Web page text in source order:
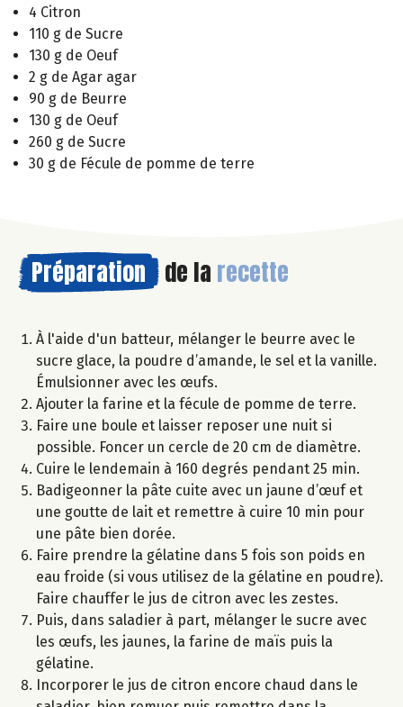
4 Citron
110 g de Sucre
130 g de Oeuf
2 g de Agar agar
90 g de Beurre
130 g de Oeuf
260 g de Sucre
30 g de Fécule de pomme de terre
Préparation de la recette
À l'aide d'un batteur, mélanger le beurre avec le
sucre glace, la poudre d’amande, le sel et la vanille.
Émulsionner avec les œufs.
Ajouter la farine et la fécule de pomme de terre.
Faire une boule et laisser reposer une nuit si
possible. Foncer un cercle de 20 cm de diamètre.
Cuire le lendemain à 160 degrés pendant 25 min.
Badigeonner la pâte cuite avec un jaune d’œuf et
une goutte de lait et remettre à cuire 10 min pour
une pâte bien dorée.
Faire prendre la gélatine dans 5 fois son poids en
eau froide (si vous utilisez de la gélatine en poudre).
Faire chauffer le jus de citron avec les zestes.
Puis, dans saladier à part, mélanger le sucre avec
les œufs, les jaunes, la farine de maïs puis la
gélatine.
Incorporer le jus de citron encore chaud dans le